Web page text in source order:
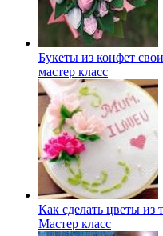
Букеты из конфет
мастер класс
Как сделать цветы из
Мастер класс